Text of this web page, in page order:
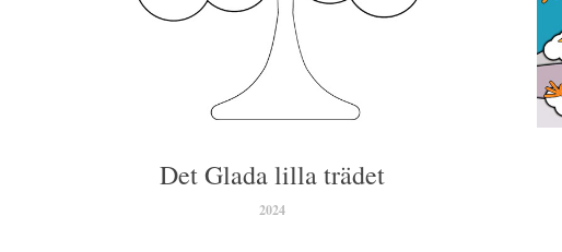
Det Glada lilla trädet
2024